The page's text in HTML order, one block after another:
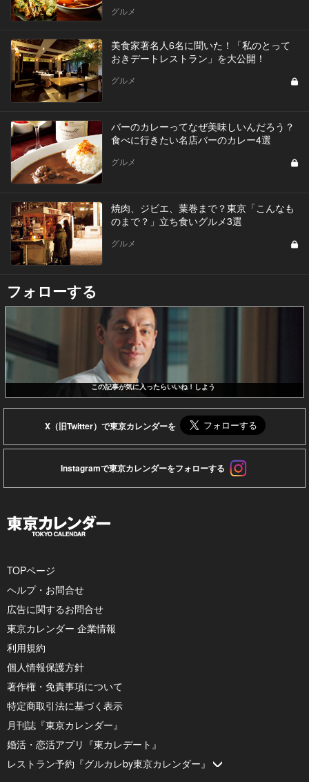
グルメ
美食家著名人6名に聞いた！「私のとって
おきデートレストラン」を大公開！
グルメ
バーのカレーってなぜ美味しいんだろう？
食べに行きたい名店バーのカレー4選
グルメ
焼肉、ジビエ、葉巻まで？東京「こんなも
のまで？」立ち食いグルメ3選
グルメ
フォローする
この記事が気に入ったらいいね！しよう
X（旧Twitter）で東京カレンダーを
Instagramで東京カレンダーをフォローする
TOPページ
ヘルプ・お問合せ
広告に関するお問合せ
東京カレンダー 企業情報
利用規約
個人情報保護方針
著作権・免責事項について
特定商取引法に基づく表示
月刊誌『東京カレンダー』
婚活・恋活アプリ『東カレデート』
レストラン予約『グルカレby東京カレンダー』